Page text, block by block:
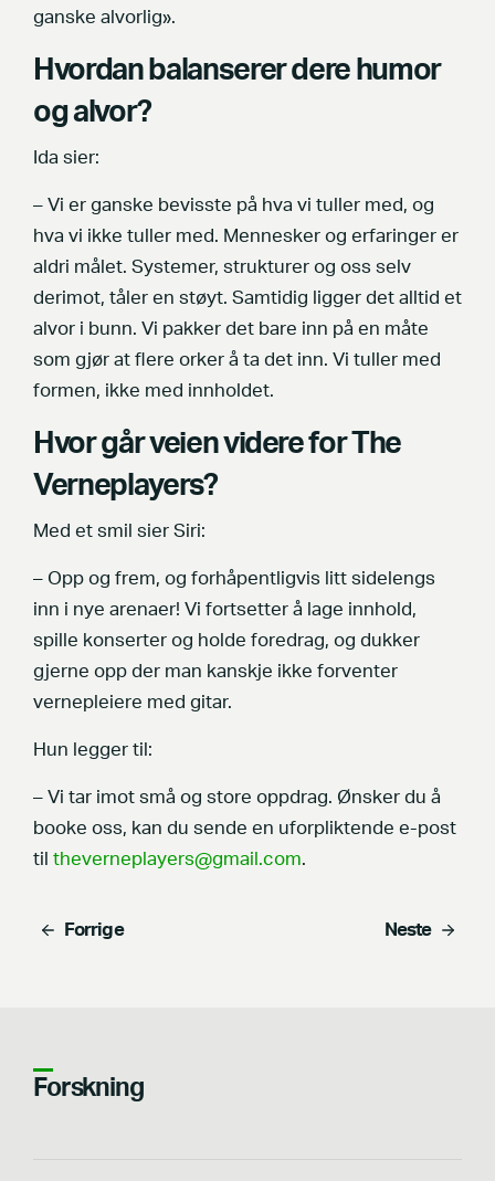
ganske alvorlig».
Hvordan balanserer dere humor
og alvor?
Ida sier:
– Vi er ganske bevisste på hva vi tuller med, og
hva vi ikke tuller med. Mennesker og erfaringer er
aldri målet. Systemer, strukturer og oss selv
derimot, tåler en støyt. Samtidig ligger det alltid et
alvor i bunn. Vi pakker det bare inn på en måte
som gjør at flere orker å ta det inn. Vi tuller med
formen, ikke med innholdet.
Hvor går veien videre for The
Verneplayers?
Med et smil sier Siri:
– Opp og frem, og forhåpentligvis litt sidelengs
inn i nye arenaer! Vi fortsetter å lage innhold,
spille konserter og holde foredrag, og dukker
gjerne opp der man kanskje ikke forventer
vernepleiere med gitar.
Hun legger til:
– Vi tar imot små og store oppdrag. Ønsker du å
booke oss, kan du sende en uforpliktende e-post
til theverneplayers@gmail.com.
Forrige Neste
Forskning